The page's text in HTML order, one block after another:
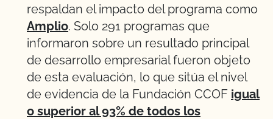
respaldan el impacto del programa como
Amplio. Solo 291 programas que
informaron sobre un resultado principal
de desarrollo empresarial fueron objeto
de esta evaluación, lo que sitúa el nivel
de evidencia de la Fundación CCOF igual
o superior al 93% de todos los